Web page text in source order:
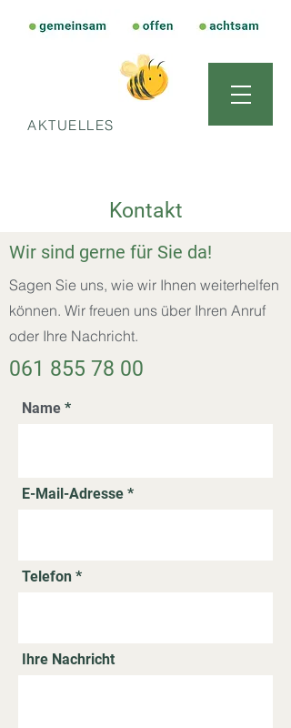
AKTUELLES
Kontakt
Wir sind gerne für Sie da!
Sagen Sie uns, wie wir Ihnen weiterhelfen
können. Wir freuen uns über Ihren Anruf
oder Ihre Nachricht.
061 855 78 00
Name
E-Mail-Adresse
Telefon
Ihre Nachricht